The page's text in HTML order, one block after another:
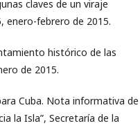
claves de un viraje
enero-febrero de 2015.
histórico de las
de 2015.
Cuba. Nota informativa de
la Isla”, Secretaría de la